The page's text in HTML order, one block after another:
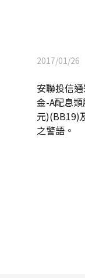
2017/01/26
安聯投信
金-A配息
元)(BB19)
之警語。